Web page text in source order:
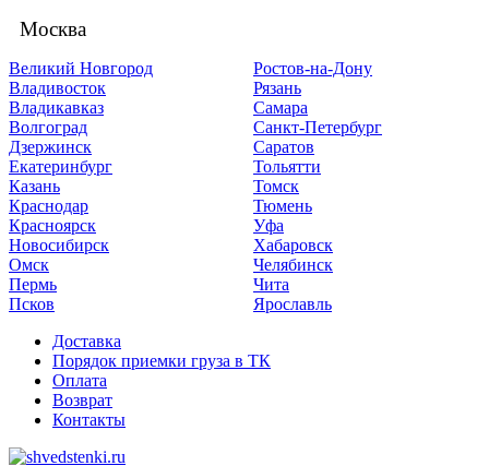
Москва
Великий Новгород
Владивосток
Владикавказ
Волгоград
Дзержинск
Екатеринбург
Казань
Краснодар
Красноярск
Новосибирск
Омск
Пермь
Псков
Ростов-на-Дону
Рязань
Самара
Санкт-Петербург
Саратов
Тольятти
Томск
Тюмень
Уфа
Хабаровск
Челябинск
Чита
Ярославль
Доставка
Порядок приемки груза в ТК
Оплата
Возврат
Контакты